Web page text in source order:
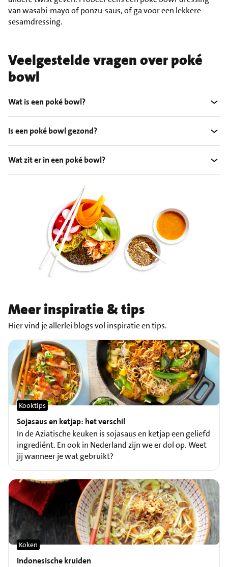
van wasabi-mayo of ponzu-saus, of ga voor een lekkere
sesamdressing.
Veelgestelde vragen over poké
bowl
Wat is een poké bowl?
Is een poké bowl gezond?
Wat zit er in een poké bowl?
Meer inspiratie & tips
Hier vind je allerlei blogs vol inspiratie en tips.
Sojasaus en ketjap: het verschil
Kooktips
In de Aziatische keuken is sojasaus en ketjap een geliefd
ingrediënt. En ook in Nederland zijn we er dol op. Weet
jij wanneer je wat gebruikt?
Indonesische kruiden
Koken